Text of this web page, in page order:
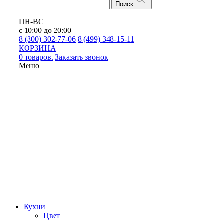
Поиск
ПН-ВС
с 10:00 до 20:00
8 (800) 302-77-06 8 (499) 348-15-11
КОРЗИНА
0 товаров. Заказать звонок
Меню
Кухни
Цвет